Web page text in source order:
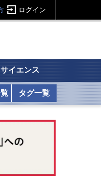
ログイン
イエンス
タグ一覧